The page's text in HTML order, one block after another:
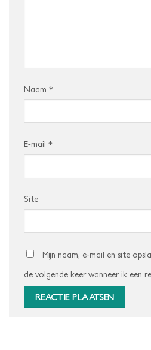
Naam *
E-mail *
Site
Mijn naam, e-mail en site
de volgende keer wanneer ik een